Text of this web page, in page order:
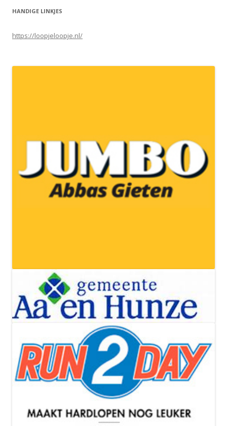
HANDIGE LINKJES
https://loopjeloopje.nl/